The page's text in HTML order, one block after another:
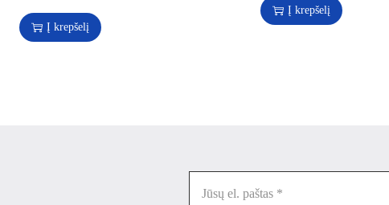
Į krepšelį
Į krepšelį